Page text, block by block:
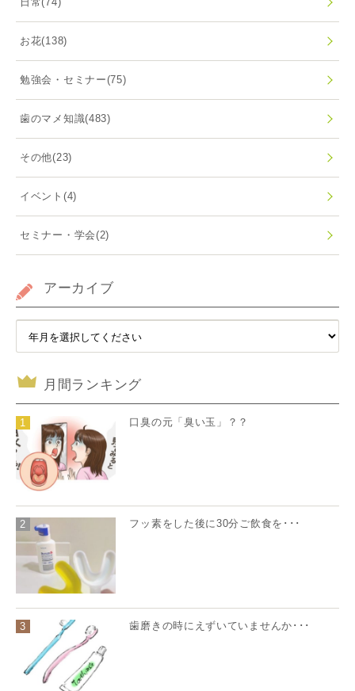
お花(138)
勉強会・セミナー(75)
歯のマメ知識(483)
その他(23)
イベント (4)
セミナー・学会(2)
アーカイブ
月間ランキング
1 口臭の元「臭い玉」？？
2 フッ素をした後に30分ご飲食を･･･
3 歯磨きの時にえずいていませんか･･･